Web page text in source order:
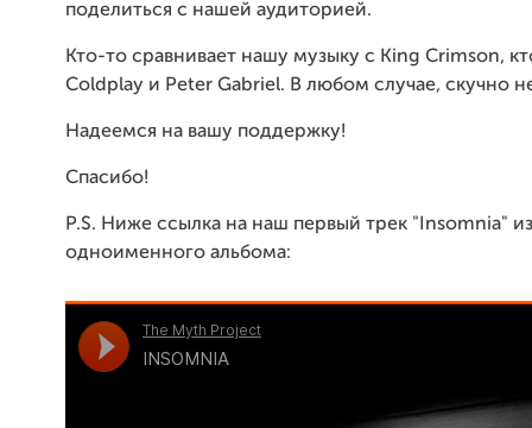
поделиться с нашей аудиторией.
Кто-то сравнивает нашу музыку с King Crimson,
Coldplay и Peter Gabriel. В любом случае, скучно
Надеемся на вашу поддержку!
Спасибо!
P.S. Ниже ссылка на наш первый трек "Insomnia"
одноименного альбома: